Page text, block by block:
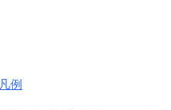
凡例